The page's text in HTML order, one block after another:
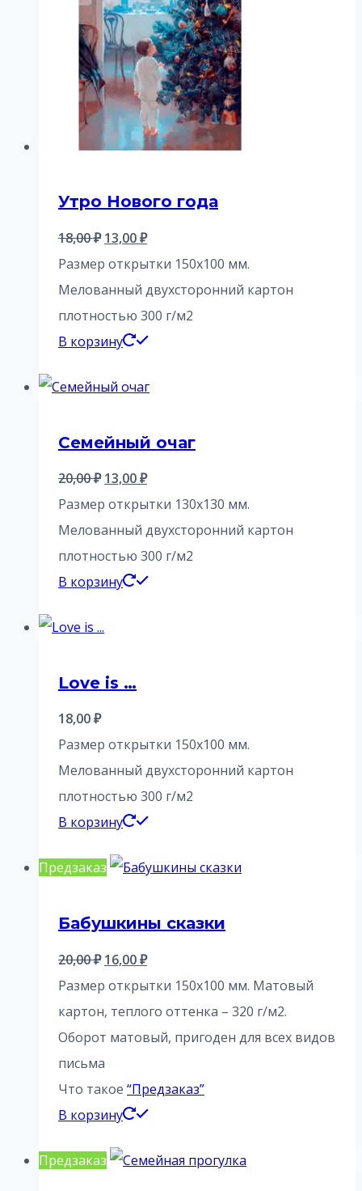
Утро Нового года
18,00₽ Первоначальная
цена
составляла
18,00 ₽.
13,00₽Текущая
цена:
13,00 ₽.
Размер открытки 150х100 мм.
Мелованный двухсторонний картон
плотностью 300 г/м2
В корзину
Семейный очаг
20,00₽ Первоначальная
цена
составляла
20,00 ₽.
13,00₽Текущая
цена:
13,00 ₽.
Размер открытки 130х130 мм.
Мелованный двухсторонний картон
плотностью 300 г/м2
В корзину
Love is …
18,00₽
Размер открытки 150х100 мм.
Мелованный двухсторонний картон
плотностью 300 г/м2
В корзину
Предзаказ
Бабушкины сказки
20,00₽ Первоначальная
цена
составляла
20,00 ₽.
16,00₽Текущая
цена:
16,00 ₽.
Размер открытки 150х100 мм. Матовый
картон, теплого оттенка – 320 г/м2.
Оборот матовый, пригоден для всех видов
письма
Что такое “Предзаказ”
В корзину
Предзаказ